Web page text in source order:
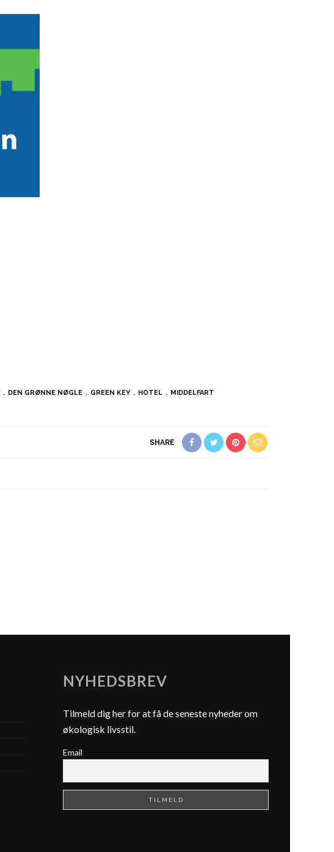
DEN GRØNNE NØGLE GREEN KEY HOTEL MIDDELFART
SHARE
NYHEDSBREV
Tilmeld dig her for at få de seneste nyheder om
økologisk livsstil.
Email